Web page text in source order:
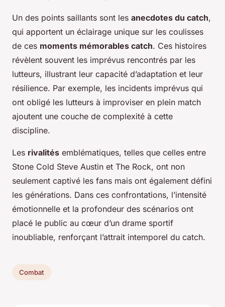
Un des points saillants sont les anecdotes du catch,
qui apportent un éclairage unique sur les coulisses
de ces moments mémorables catch. Ces histoires
révèlent souvent les imprévus rencontrés par les
lutteurs, illustrant leur capacité d’adaptation et leur
résilience. Par exemple, les incidents imprévus qui
ont obligé les lutteurs à improviser en plein match
ajoutent une couche de complexité à cette
discipline.
Les rivalités emblématiques, telles que celles entre
Stone Cold Steve Austin et The Rock, ont non
seulement captivé les fans mais ont également défini
les générations. Dans ces confrontations, l’intensité
émotionnelle et la profondeur des scénarios ont
placé le public au cœur d’un drame sportif
inoubliable, renforçant l’attrait intemporel du catch.
Combat